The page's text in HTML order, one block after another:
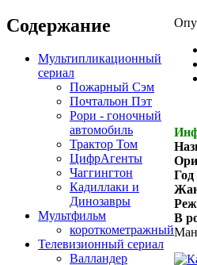
Содержание
Мультипликационный
сериал
Пожарный Сэм
Почтальон Пэт
Рори - гоночный
автомобиль
Трактор Том
ЦифрАгенты
Чаггингтон
Кадиллаки и
Динозавры
Мультфильм
короткометражный
Телевизионный сериал
Валландер
Год
В